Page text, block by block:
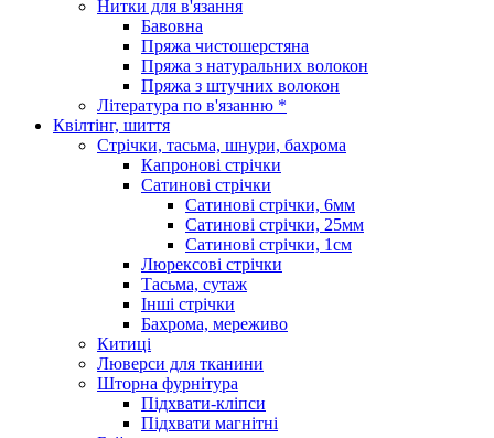
Нитки для в'язання
Бавовна
Пряжа чистошерстяна
Пряжа з натуральних волокон
Пряжа з штучних волокон
Література по в'язанню *
Квілтінг, шиття
Стрічки, тасьма, шнури, бахрома
Капронові стрічки
Сатинові стрічки
Сатинові стрічки, 6мм
Сатинові стрічки, 25мм
Сатинові стрічки, 1см
Люрексові стрічки
Тасьма, сутаж
Інші стрічки
Бахрома, мереживо
Китиці
Люверси для тканини
Шторна фурнітура
Підхвати-кліпси
Підхвати магнітні